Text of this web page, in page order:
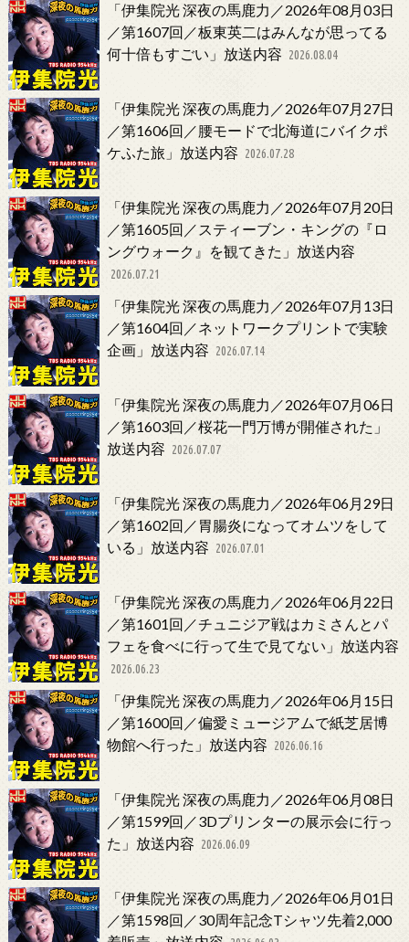
「伊集院光 深夜の馬鹿力／2026年08月03日
／第1607回／板東英二はみんなが思ってる
何十倍もすごい」放送内容 2026.08.04
「伊集院光 深夜の馬鹿力／2026年07月27日
／第1606回／腰モードで北海道にバイクポ
ケふた旅」放送内容 2026.07.28
「伊集院光 深夜の馬鹿力／2026年07月20日
／第1605回／スティーブン・キングの『ロ
ングウォーク』を観てきた」放送内容
2026.07.21
「伊集院光 深夜の馬鹿力／2026年07月13日
／第1604回／ネットワークプリントで実験
企画」放送内容 2026.07.14
「伊集院光 深夜の馬鹿力／2026年07月06日
／第1603回／桜花一門万博が開催された」
放送内容 2026.07.07
「伊集院光 深夜の馬鹿力／2026年06月29日
／第1602回／胃腸炎になってオムツをして
いる」放送内容 2026.07.01
「伊集院光 深夜の馬鹿力／2026年06月22日
／第1601回／チュニジア戦はカミさんとパ
フェを食べに行って生で見てない」放送内容
2026.06.23
「伊集院光 深夜の馬鹿力／2026年06月15日
／第1600回／偏愛ミュージアムで紙芝居博
物館へ行った」放送内容 2026.06.16
「伊集院光 深夜の馬鹿力／2026年06月08日
／第1599回／3Dプリンターの展示会に行っ
た」放送内容 2026.06.09
「伊集院光 深夜の馬鹿力／2026年06月01日
／第1598回／30周年記念Tシャツ先着2,000